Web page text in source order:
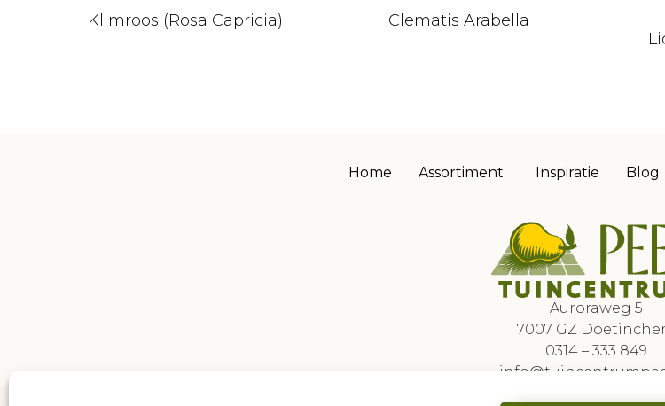
Klimroos (Rosa Capricia) Clematis Arabella
Home Assortiment Inspiratie Blog
Auroraweg 5
7007 GZ
0314 – 333 849